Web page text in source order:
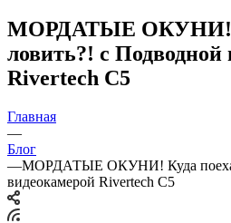
МОРДАТЫЕ ОКУНИ!
ловить?! с Подводной
Rivertech C5
Главная
—
Блог
—МОРДАТЫЕ ОКУНИ! Куда
видеокамерой Rivertech C5